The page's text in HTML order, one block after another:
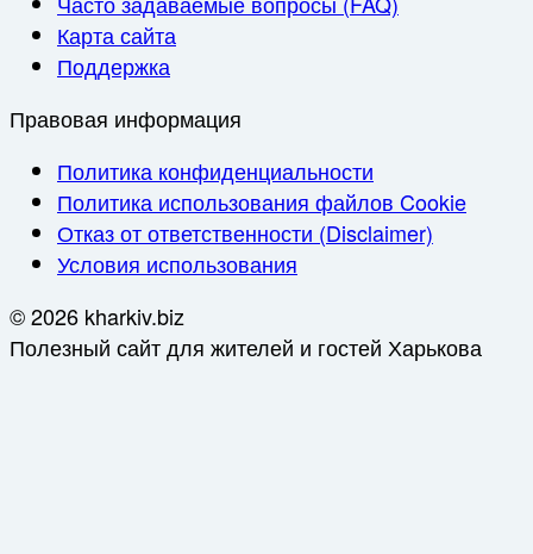
Карта сайта
Поддержка
Правовая информация
Политика конфиденциальности
Политика использования файлов Cookie
Отказ от ответственности (Disclaimer)
Условия использования
© 2026 kharkiv.biz
Полезный сайт для жителей и гостей Харькова